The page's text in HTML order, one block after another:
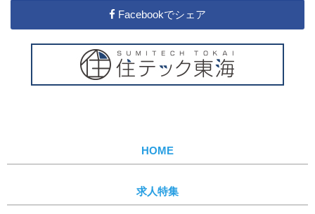
Facebookでシェア
HOME
求人特集